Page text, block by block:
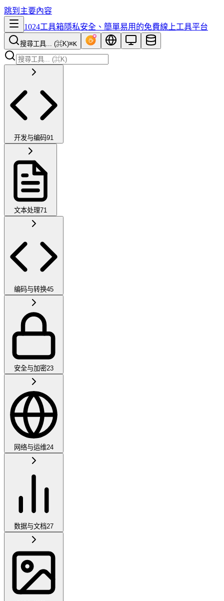
跳到主要內容
1024工具箱隱私安全、簡單易用的免費線上工具平台
搜尋工具... (⌘K)⌘K
开发与编码91
文本处理71
编码与转换45
安全与加密23
网络与运维24
数据与文档27